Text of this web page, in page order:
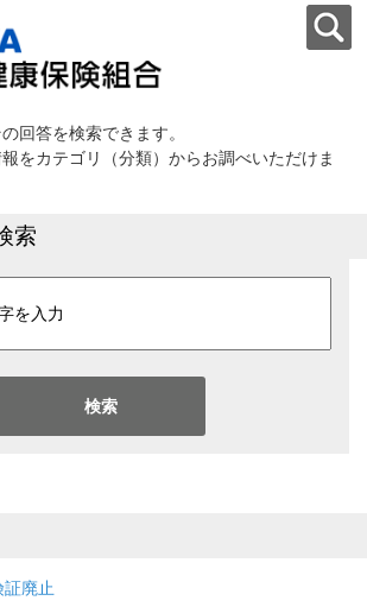
回答を検索できます。
をカテゴリ（分類）からお調べいただけま
索
検索
証廃止